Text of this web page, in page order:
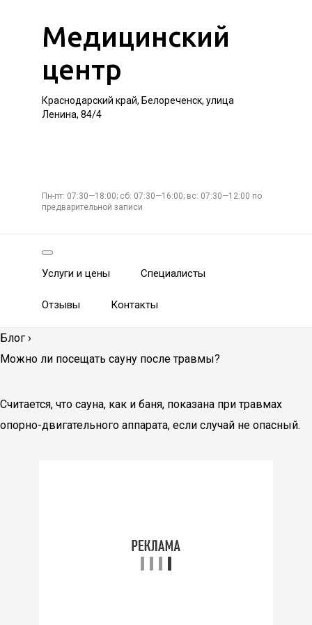
Медицинский
центр
Краснодарский край, Белореченск, улица
Ленина, 84/4
Пн-пт: 07:30—18:00; сб: 07:30—16:00; вс: 07:30—12:00 по
предварительной записи
Услуги и цены Специалисты
Отзывы Контакты
Блог ›
Можно ли посещать сауну после травмы?
Считается, что сауна, как и баня, показана при травмах
опорно-двигательного аппарата, если случай не опасный.